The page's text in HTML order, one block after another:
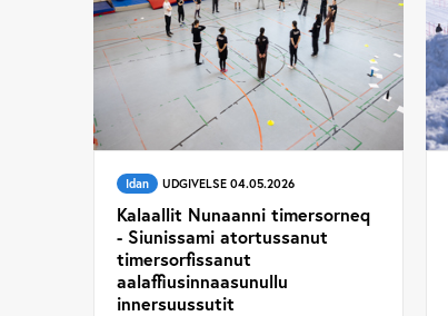
Idan UDGIVELSE 04.05.2026
Kalaallit Nunaanni timersorneq
- Siunissami atortussanut
timersorfissanut
aalaffiusinnaasunullu
innersuussutit